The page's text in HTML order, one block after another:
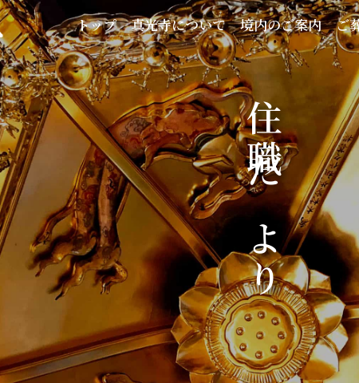
トップ 真光寺について 境内のご案内 ご
住職だより